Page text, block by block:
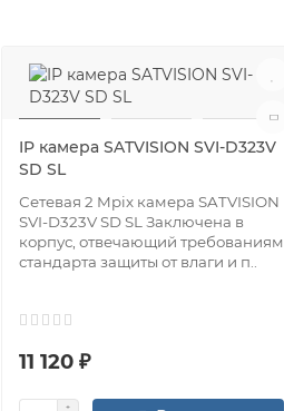
IP камера SATVISION SVI-D323V
SD SL
Сетевая 2 Mpix камера SATVISION
SVI-D323V SD SL Заключена в
корпус, отвечающий требованиям
стандарта защиты от влаги и п..
11 120 ₽